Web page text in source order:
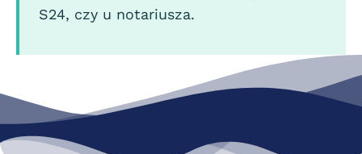
S24, czy u notariusza.